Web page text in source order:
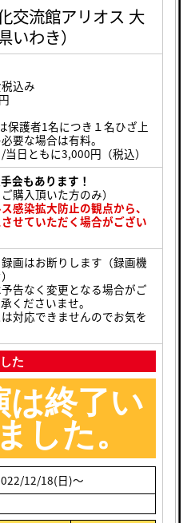
交流館アリオス 大
いわき）
込み
保護者1名につき１名ひざ上
要な場合は有料。
日ともに3,000円（税込）
会もあります！
購入頂いた方のみ）
感染拡大防止の観点から、
せていただく場合がござい
画はお断りします（録画機
告なく変更となる場合がご
くださいませ。
対応できませんのでお気を
た
は終了い
した。
12/18(日)〜